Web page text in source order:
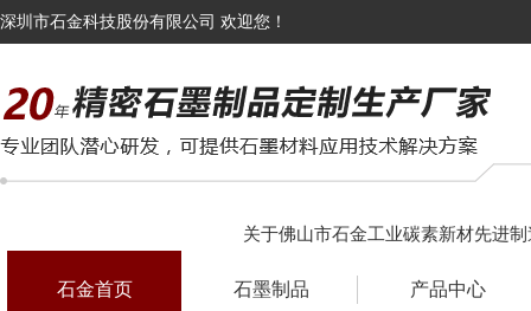
深圳市石金科技股份有限公司 欢迎您！
关于佛山市石金工业碳素新材先进
石金首页 石墨制品 产品中心